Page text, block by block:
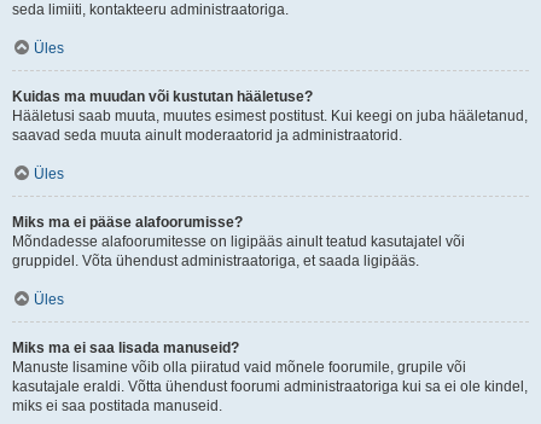
seda limiiti, kontakteeru administraatoriga.
Üles
Kuidas ma muudan või kustutan hääletuse?
Hääletusi saab muuta, muutes esimest postitust. Kui keegi on juba hääletanud,
saavad seda muuta ainult moderaatorid ja administraatorid.
Üles
Miks ma ei pääse alafoorumisse?
Mõndadesse alafoorumitesse on ligipääs ainult teatud kasutajatel või
gruppidel. Võta ühendust administraatoriga, et saada ligipääs.
Üles
Miks ma ei saa lisada manuseid?
Manuste lisamine võib olla piiratud vaid mõnele foorumile, grupile või
kasutajale eraldi. Võtta ühendust foorumi administraatoriga kui sa ei ole kindel,
miks ei saa postitada manuseid.